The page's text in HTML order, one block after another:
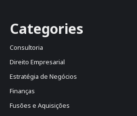
Categories
Consultoria
Direito Empresarial
Estratégia de Negócios
Finanças
Fusões e Aquisições